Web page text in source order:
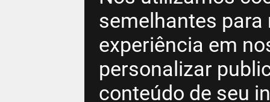
semelhantes para
experiência em
personalizar
conteúdo de seu